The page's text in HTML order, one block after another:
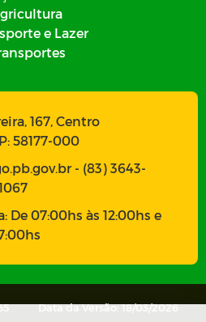
e Lazer
167, Centro
58177-000
- (83) 3643-
De 07:00hs às 12:00hs e
Data da Versão: 18/03/2026